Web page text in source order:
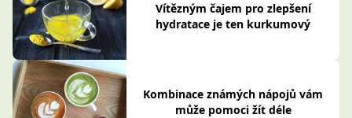
Vítězným čajem pro zlepšení
hydratace je ten kurkumový
Kombinace známých nápojů vám
může pomoci žít déle